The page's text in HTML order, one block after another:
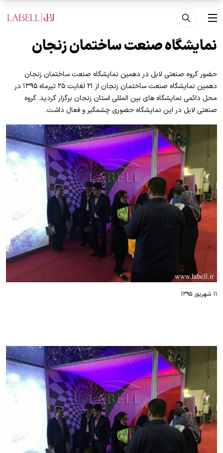
رفتن به محتوای اصلی
منو
نمایشگاه صنعت ساختمان زنجان
حضور گروه صنعتی لابل در دهمین نمایشگاه صنعت ساختمان زنجان
دهمین نمایشگاه صنعت ساختمان زنجان از ۲۱ لغایت ۲۵ تیرماه ۱۳۹۵ در
محل دائمی نمایشگاه های بین المللی استان زنجان برگزار گردید. گروه
صنعتی لابل در این نمایشگاه حضوری چشمگیر و فعال داشت.
۱۱ شهریور ۱۳۹۵